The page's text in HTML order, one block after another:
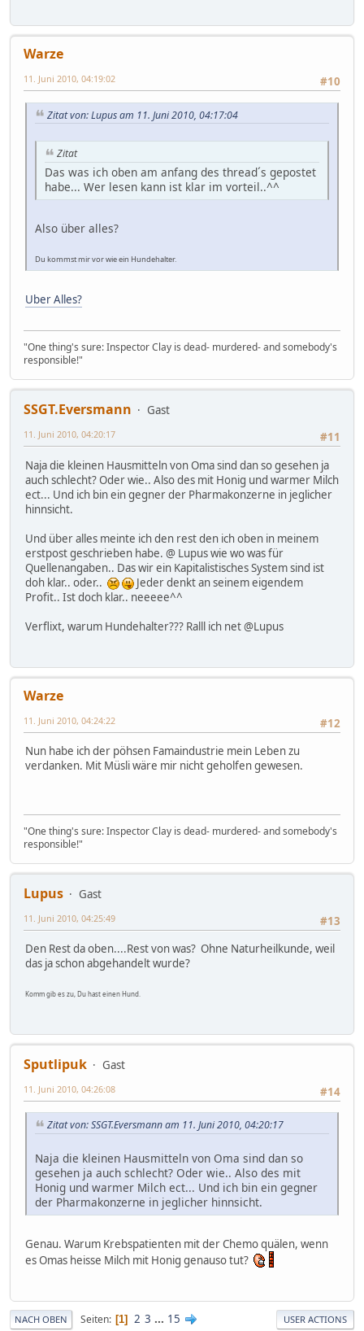
Warze
#10
11. Juni 2010, 04:19:02
Zitat von: Lupus am 11. Juni 2010, 04:17:04
Zitat
Das was ich oben am anfang des thread´s gepostet
habe... Wer lesen kann ist klar im vorteil..^^
Also über alles?
Du kommst mir vor wie ein Hundehalter.
Uber Alles?
"One thing's sure: Inspector Clay is dead- murdered- and somebody's
responsible!"
SSGT.Eversmann
Gast
#11
11. Juni 2010, 04:20:17
Naja die kleinen Hausmitteln von Oma sind dan so gesehen ja
auch schlecht? Oder wie.. Also des mit Honig und warmer Milch
ect... Und ich bin ein gegner der Pharmakonzerne in jeglicher
hinnsicht.
Und über alles meinte ich den rest den ich oben in meinem
erstpost geschrieben habe. @ Lupus wie wo was für
Quellenangaben.. Das wir ein Kapitalistisches System sind ist
doh klar.. oder..
Jeder denkt an seinem eigendem
Profit.. Ist doch klar.. neeeee^^
Verflixt, warum Hundehalter??? Ralll ich net @Lupus
Warze
#12
11. Juni 2010, 04:24:22
Nun habe ich der pöhsen Famaindustrie mein Leben zu
verdanken. Mit Müsli wäre mir nicht geholfen gewesen.
"One thing's sure: Inspector Clay is dead- murdered- and somebody's
responsible!"
Lupus
Gast
#13
11. Juni 2010, 04:25:49
Den Rest da oben....Rest von was? Ohne Naturheilkunde, weil
das ja schon abgehandelt wurde?
Komm gib es zu, Du hast einen Hund.
Sputlipuk
Gast
#14
11. Juni 2010, 04:26:08
Zitat von: SSGT.Eversmann am 11. Juni 2010, 04:20:17
Naja die kleinen Hausmitteln von Oma sind dan so
gesehen ja auch schlecht? Oder wie.. Also des mit
Honig und warmer Milch ect... Und ich bin ein gegner
der Pharmakonzerne in jeglicher hinnsicht.
Genau. Warum Krebspatienten mit der Chemo quälen, wenn
es Omas heisse Milch mit Honig genauso tut?
NACH OBEN Seiten 1 2 3 ... 15 USER ACTIONS